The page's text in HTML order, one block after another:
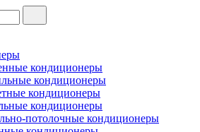
кондиционеры
кондиционеры
кондиционеры
кондиционеры
потолочные кондиционеры